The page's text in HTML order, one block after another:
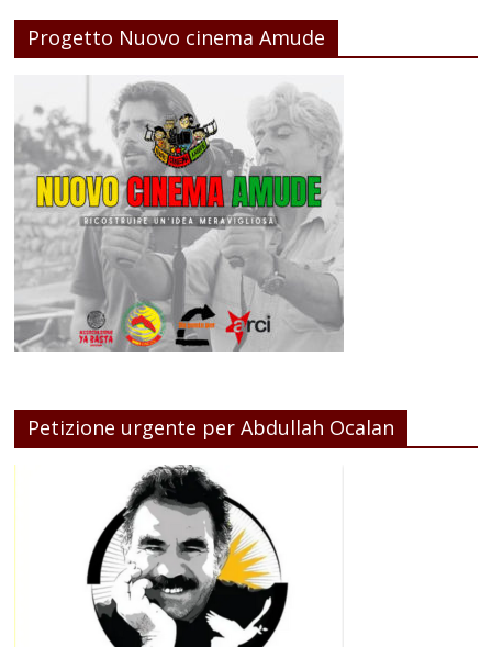
Progetto Nuovo cinema Amude
Petizione urgente per Abdullah Ocalan